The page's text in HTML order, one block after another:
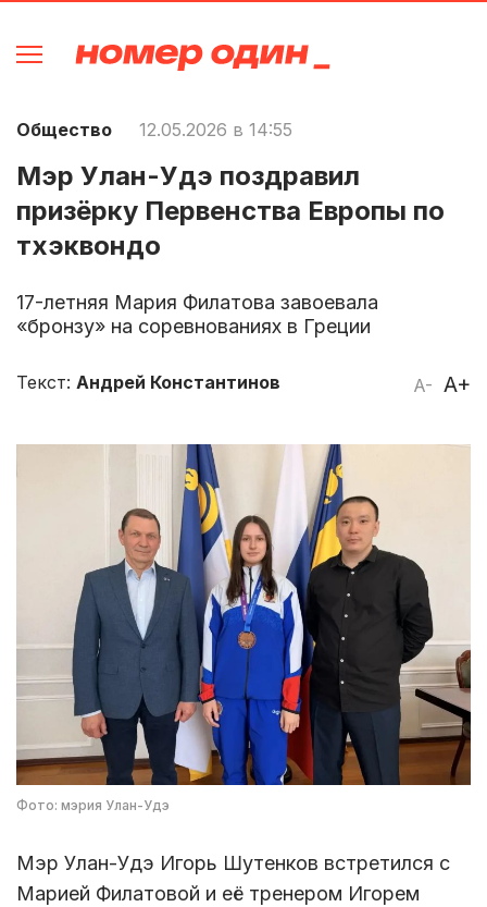
Общество 12.05.2026 в 14:55
Мэр Улан-Удэ поздравил
призёрку Первенства Европы по
тхэквондо
17-летняя Мария Филатова завоевала
«бронзу» на соревнованиях в Греции
A- A+
Текст: Андрей Константинов
Фото: мэрия Улан-Удэ
Мэр Улан-Удэ Игорь Шутенков встретился с
Марией Филатовой и её тренером Игорем